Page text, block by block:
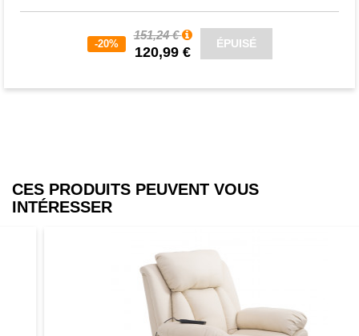
-20%
151,24 €
120,99 €
ÉPUISÉ
CES PRODUITS PEUVENT VOUS
INTÉRESSER